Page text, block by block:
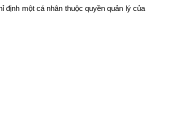
định một cá nhân thuộc quyền quản lý của